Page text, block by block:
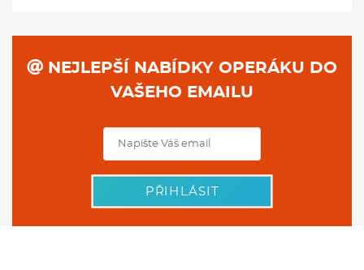
NEJLEPŠÍ NABÍDKY OPERÁKU DO
VAŠEHO EMAILU
PŘIHLÁSIT